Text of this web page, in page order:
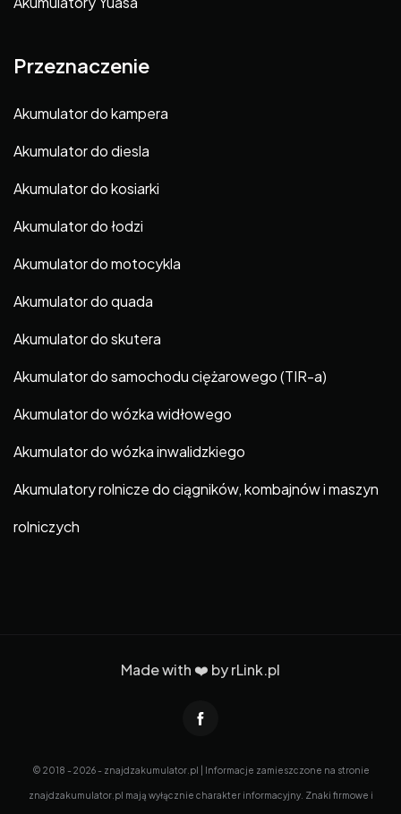
Przeznaczenie
Akumulator do kampera
Akumulator do diesla
Akumulator do kosiarki
Akumulator do łodzi
Akumulator do motocykla
Akumulator do quada
Akumulator do skutera
Akumulator do samochodu ciężarowego (TIR-a)
Akumulator do wózka widłowego
Akumulator do wózka inwalidzkiego
Akumulatory rolnicze do ciągników, kombajnów i maszyn
rolniczych
Made with ❤️ byrLink.pl
© 2018 - 2026 - znajdzakumulator.pl | Informacje zamieszczone na stronie
znajdzakumulator.pl mają wyłącznie charakter informacyjny. Znaki firmowe i